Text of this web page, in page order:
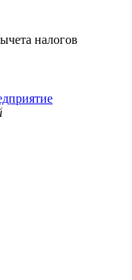
налогов